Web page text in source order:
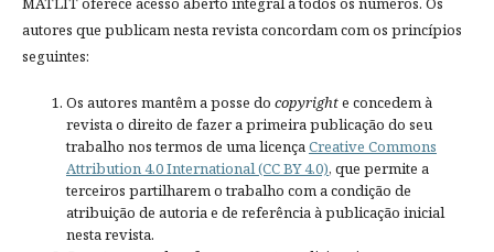
autores que publicam nesta revista concordam com os princípios
seguintes:
Os autores mantêm a posse do copyrighte concedem à
revista o direito de fazer a primeira publicação do seu
trabalho nos termos de uma licençaCreative Commons
Attribution 4.0 International (CC BY 4.0), que permite a
terceiros partilharem o trabalho com a condição de
atribuição de autoria e de referência à publicação inicial
nesta revista.